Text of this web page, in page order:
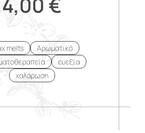
melts
Αρωματικό
ευεξία
χαλάρωση